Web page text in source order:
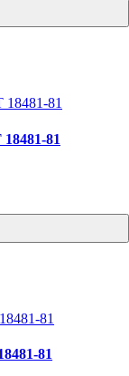
81
81